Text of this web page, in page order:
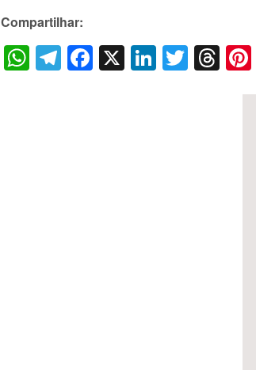
Compartilhar:
WhatsApp
Telegram
Facebook
X LinkedIn